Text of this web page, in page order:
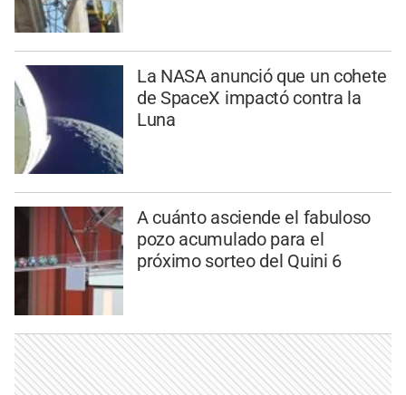
La NASA anunció que un cohete
de SpaceX impactó contra la
Luna
A cuánto asciende el fabuloso
pozo acumulado para el
próximo sorteo del Quini 6